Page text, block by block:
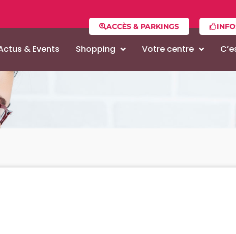
ACCÈS & PARKINGS
& Events Shopping Votre centre